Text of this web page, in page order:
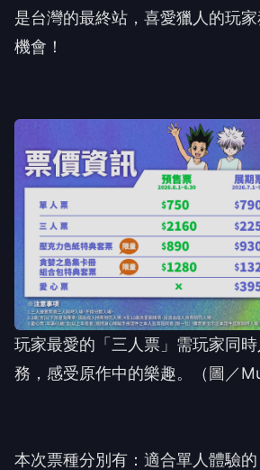
是台灣的最終站，喜愛獵人的玩
機會！
玩家最愛的 「三人票」需玩家同
務，感受原作中的樂趣。（圖／
本次票種分別有：適合單人體驗